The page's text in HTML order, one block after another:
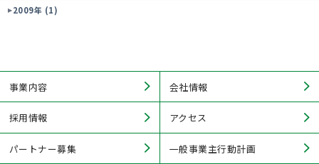
2009年 (1)
事業内容 会社情報
採用情報 アクセス
パートナー募集 一般事業主行動計画